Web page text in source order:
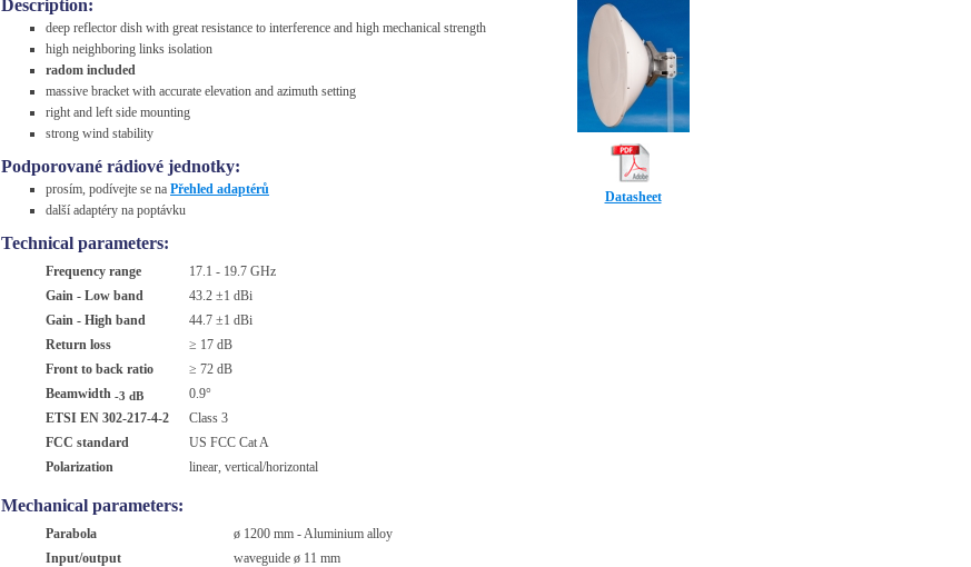
Datasheet
Description:
deep reflector dish with great resistance to interference and high mechanical strength
high neighboring links isolation
radom included
massive bracket with accurate elevation and azimuth setting
right and left side mounting
strong wind stability
Podporované rádiové jednotky:
prosím, podívejte se na Přehled adaptérů
další adaptéry na poptávku
Technical parameters:
Frequency range
17.1 - 19.7 GHz
Gain - Low band
43.2 ±1 dBi
Gain - High band
44.7 ±1 dBi
Return loss
≥ 17 dB
Front to back ratio
≥ 72 dB
Beamwidth -3 dB
0.9°
ETSI EN 302-217-4-2
Class 3
FCC standard
US FCC Cat A
Polarization
linear, vertical/horizontal
Mechanical parameters:
Parabola
ø 1200 mm - Aluminium alloy
Input/output
waveguide ø 11 mm